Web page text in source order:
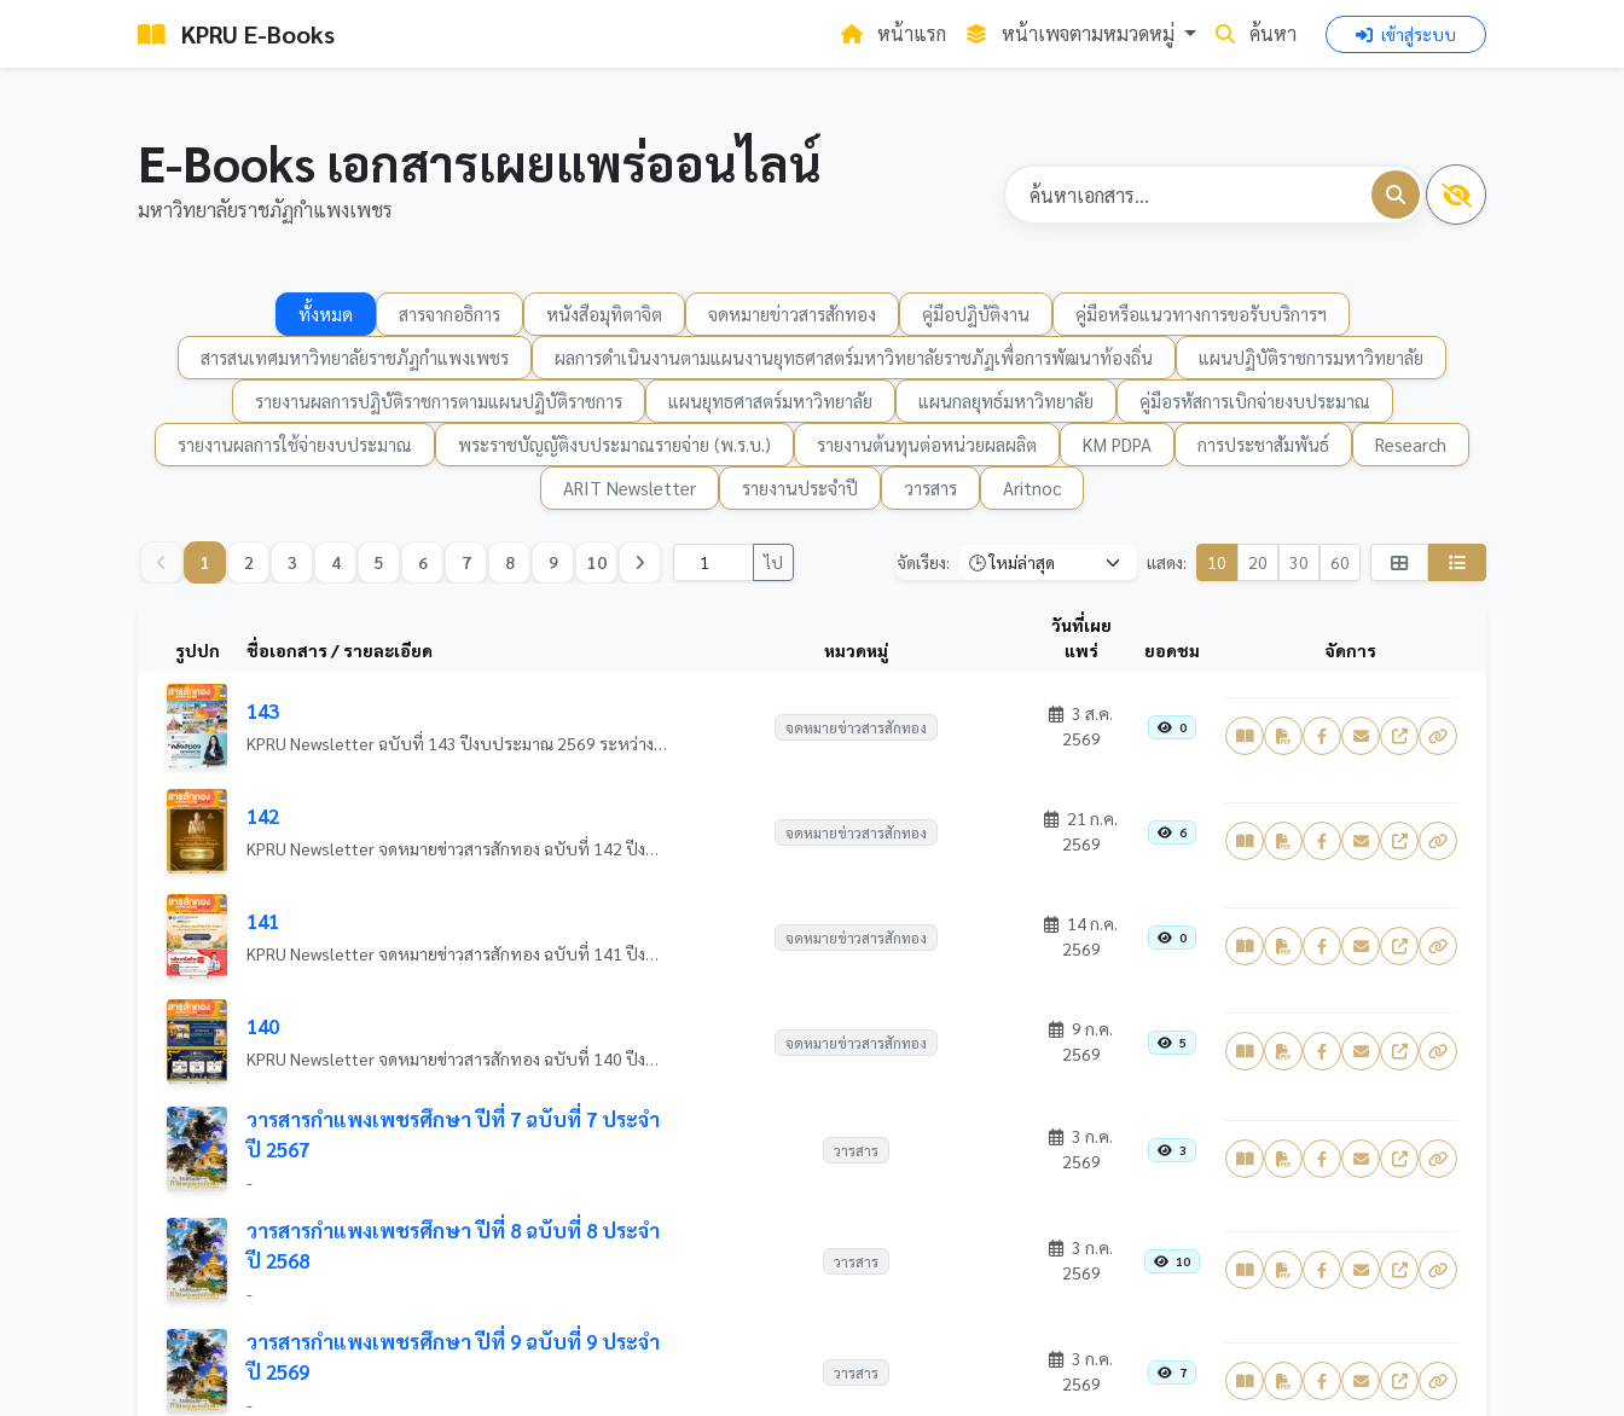
KPRU E-Books หน้าแรก หน้าเพจตามหมวดหมู่ ค้นหา เข้าสู่ระบบ
E-Books เอกสารเผยแพร่ออนไลน์
มหาวิทยาลัยราชภัฏกำแพงเพชร
ทั้งหมด สารจากอธิการ หนังสือมุทิตาจิต จดหมายข่าวสารสักทอง คู่มือปฏิบัติงาน
คู่มือหรือแนวทางการขอรับบริการฯ
สารสนเทศมหาวิทยาลัยราชภัฏกำแพงเพชร
ผลการดำเนินงานตามแผนงานยุทธศาสตร์มหาวิทยาลัยราชภัฏเพื่อการพัฒนาท้องถิ่น
แผนปฏิบัติราชการมหาวิทยาลัย
รายงานผลการปฏิบัติราชการตามแผนปฏิบัติราชการ
แผนยุทธศาสตร์มหาวิทยาลัย แผนกลยุทธ์มหาวิทยาลัย
คู่มือรหัสการเบิกจ่ายงบประมาณ
รายงานผลการใช้จ่ายงบประมาณ
พระราชบัญญัติงบประมาณรายจ่าย (พ.ร.บ.) รายงานต้นทุนต่อหน่วยผลผลิต KM PDPA การประชาสัมพันธ์
Research
ARIT Newsletter
รายงานประจำปี วารสาร Aritnoc
1 2 3 4 5 6 7 8 9 10 ไป จัดเรียง: แสดง: 10 20 30 60
รูปปก ชื่อเอกสาร / รายละเอียด หมวดหมู่
วันที่เผย
แพร่
ยอดชม จัดการ
143
KPRU Newsletter ฉบับที่ 143 ปีงบประมาณ 2569 ระหว่างวันที่ 18 - 24 กรกฏาคม 2569
จดหมายข่าวสารสักทอง
3 ส.ค.
2569
0
142
KPRU Newsletter จดหมายข่าวสารสักทอง ฉบับที่ 142 ปีงบประมาณ 2569 ระหว่างวันที่ 11 - 17 กรกฎาคม 2569
จดหมายข่าวสารสักทอง
21 ก.ค.
2569
6
141
KPRU Newsletter จดหมายข่าวสารสักทอง ฉบับที่ 141 ปีงบประมาณ 2569 ระหว่างวันที่ 4 - 10 กรกฎาคม 2569
จดหมายข่าวสารสักทอง
14 ก.ค.
2569
0
140
KPRU Newsletter จดหมายข่าวสารสักทอง ฉบับที่ 140 ปีงบประมาณ 2569 ระหว่างวันที่ 27 มิถุนายน - 3 กรกฎาคม 2569
จดหมายข่าวสารสักทอง
9 ก.ค.
2569
5
วารสารกำแพงเพชรศึกษา ปีที่ 7 ฉบับที่ 7 ประจำ
ปี 2567
-
วารสาร
3 ก.ค.
2569
3
วารสารกำแพงเพชรศึกษา ปีที่ 8 ฉบับที่ 8 ประจำ
ปี 2568
-
วารสาร
3 ก.ค.
2569
10
วารสารกำแพงเพชรศึกษา ปีที่ 9 ฉบับที่ 9 ประจำ
ปี 2569
-
วารสาร
3 ก.ค.
2569
7